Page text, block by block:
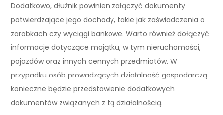
Dodatkowo, dłużnik powinien załączyć dokumenty
potwierdzające jego dochody, takie jak zaświadczenia o
zarobkach czy wyciągi bankowe. Warto również dołączyć
informacje dotyczące majątku, w tym nieruchomości,
pojazdów oraz innych cennych przedmiotów. W
przypadku osób prowadzących działalność gospodarczą
konieczne będzie przedstawienie dodatkowych
dokumentów związanych z tą działalnością.